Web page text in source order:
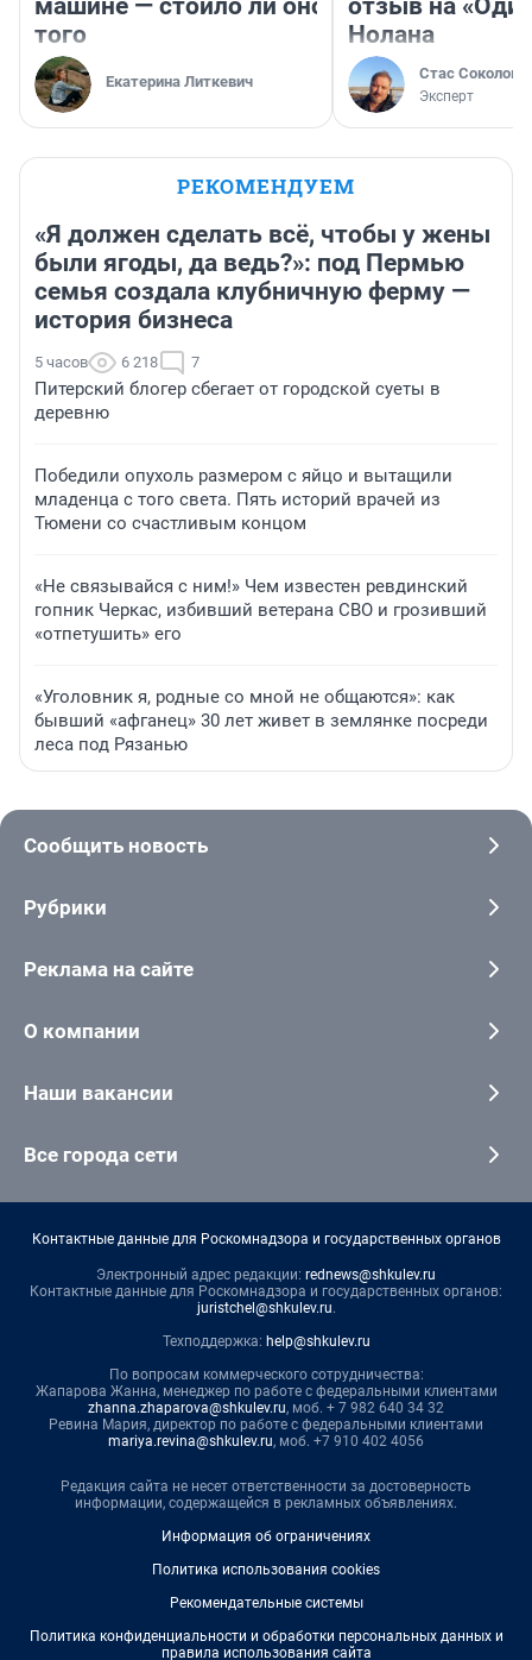
машине — стоило ли оно
того
Екатерина Литкевич
отзыв на
Нолана
Стас Соколов
Эксперт
РЕКОМЕНДУЕМ
«Я должен сделать всё, чтобы у жены
были ягоды, да ведь?»: под Пермью
семья создала клубничную ферму —
история бизнеса
5 часов 6 218 7
Питерский блогер сбегает от городской суеты в
деревню
Победили опухоль размером с яйцо и вытащили
младенца с того света. Пять историй врачей из
Тюмени со счастливым концом
«Не связывайся с ним!» Чем известен ревдинский
гопник Черкас, избивший ветерана СВО и грозивший
«отпетушить» его
«Уголовник я, родные со мной не общаются»: как
бывший «афганец» 30 лет живет в землянке посреди
леса под Рязанью
Сообщить новость
Рубрики
Реклама на сайте
О компании
Наши вакансии
Все города сети
Контактные данные для Роскомнадзора и государственных органов
Электронный адрес редакции: rednews@shkulev.ru
Контактные данные для Роскомнадзора и государственных органов:
juristchel@shkulev.ru.
Техподдержка: help@shkulev.ru
По вопросам коммерческого сотрудничества:
Жапарова Жанна, менеджер по работе с федеральными клиентами
zhanna.zhaparova@shkulev.ru, моб. + 7 982 640 34 32
Ревина Мария, директор по работе с федеральными клиентами
mariya.revina@shkulev.ru, моб. +7 910 402 4056
Редакция сайта не несет ответственности за достоверность
информации, содержащейся в рекламных объявлениях.
Информация об ограничениях
Политика использования cookies
Рекомендательные системы
Политика конфиденциальности и обработки персональных данных и
правила использования сайта